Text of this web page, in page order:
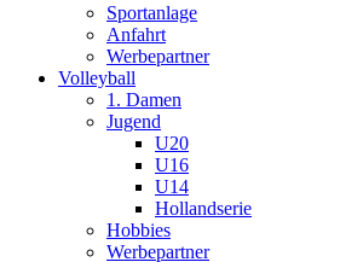
Sportanlage
Anfahrt
Werbepartner
Volleyball
1. Damen
Jugend
U20
U16
U14
Hollandserie
Hobbies
Werbepartner